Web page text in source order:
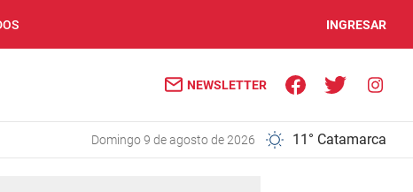
INGRESAR
NEWSLETTER
domingo 9 de agosto de 2026 11° Catamarca